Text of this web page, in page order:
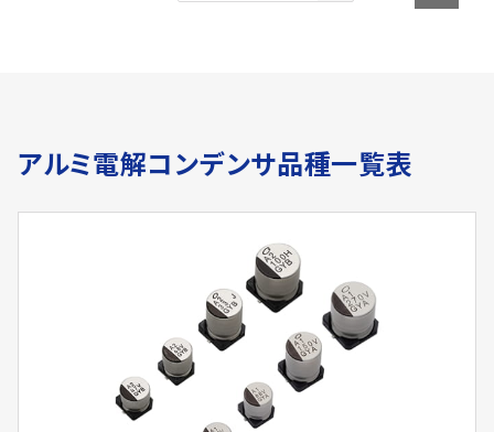
アルミ電解コンデンサ品種一覧表